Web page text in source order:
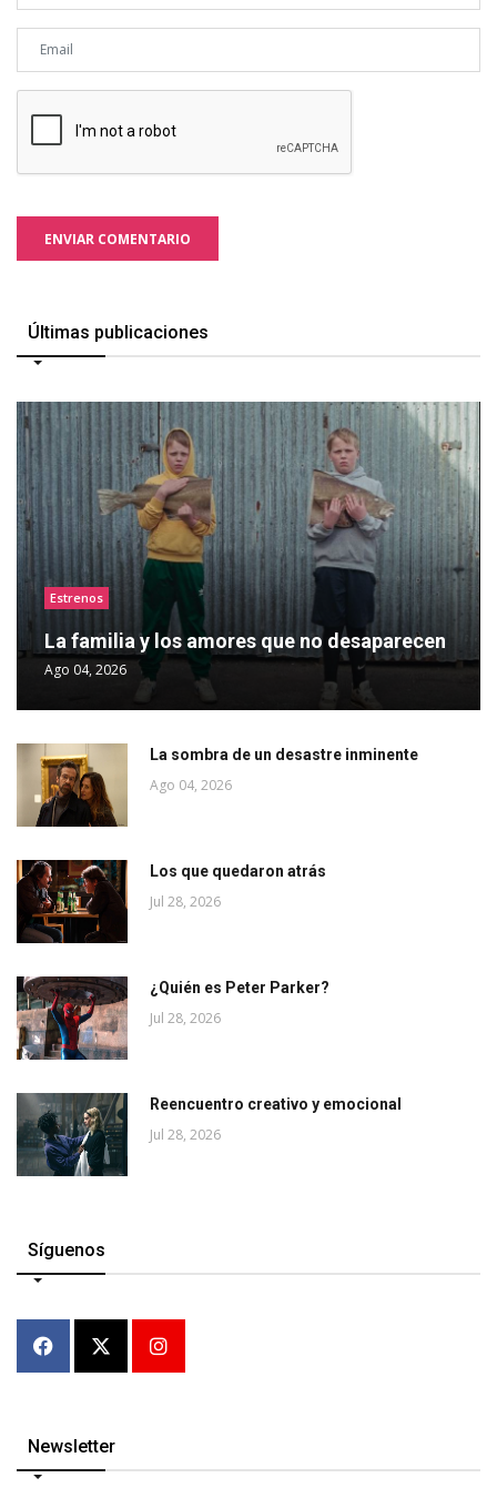
ENVIAR COMENTARIO
Últimas publicaciones
Estrenos
La familia y los amores que no desaparecen
Ago 04, 2026
La sombra de un desastre inminente
Ago 04, 2026
Los que quedaron atrás
Jul 28, 2026
¿Quién es Peter Parker?
Jul 28, 2026
Reencuentro creativo y emocional
Jul 28, 2026
Síguenos
Newsletter